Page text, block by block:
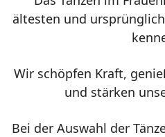
ältesten und
Wir schöpfen Kraft,
und stärken
Bei der Auswahl der